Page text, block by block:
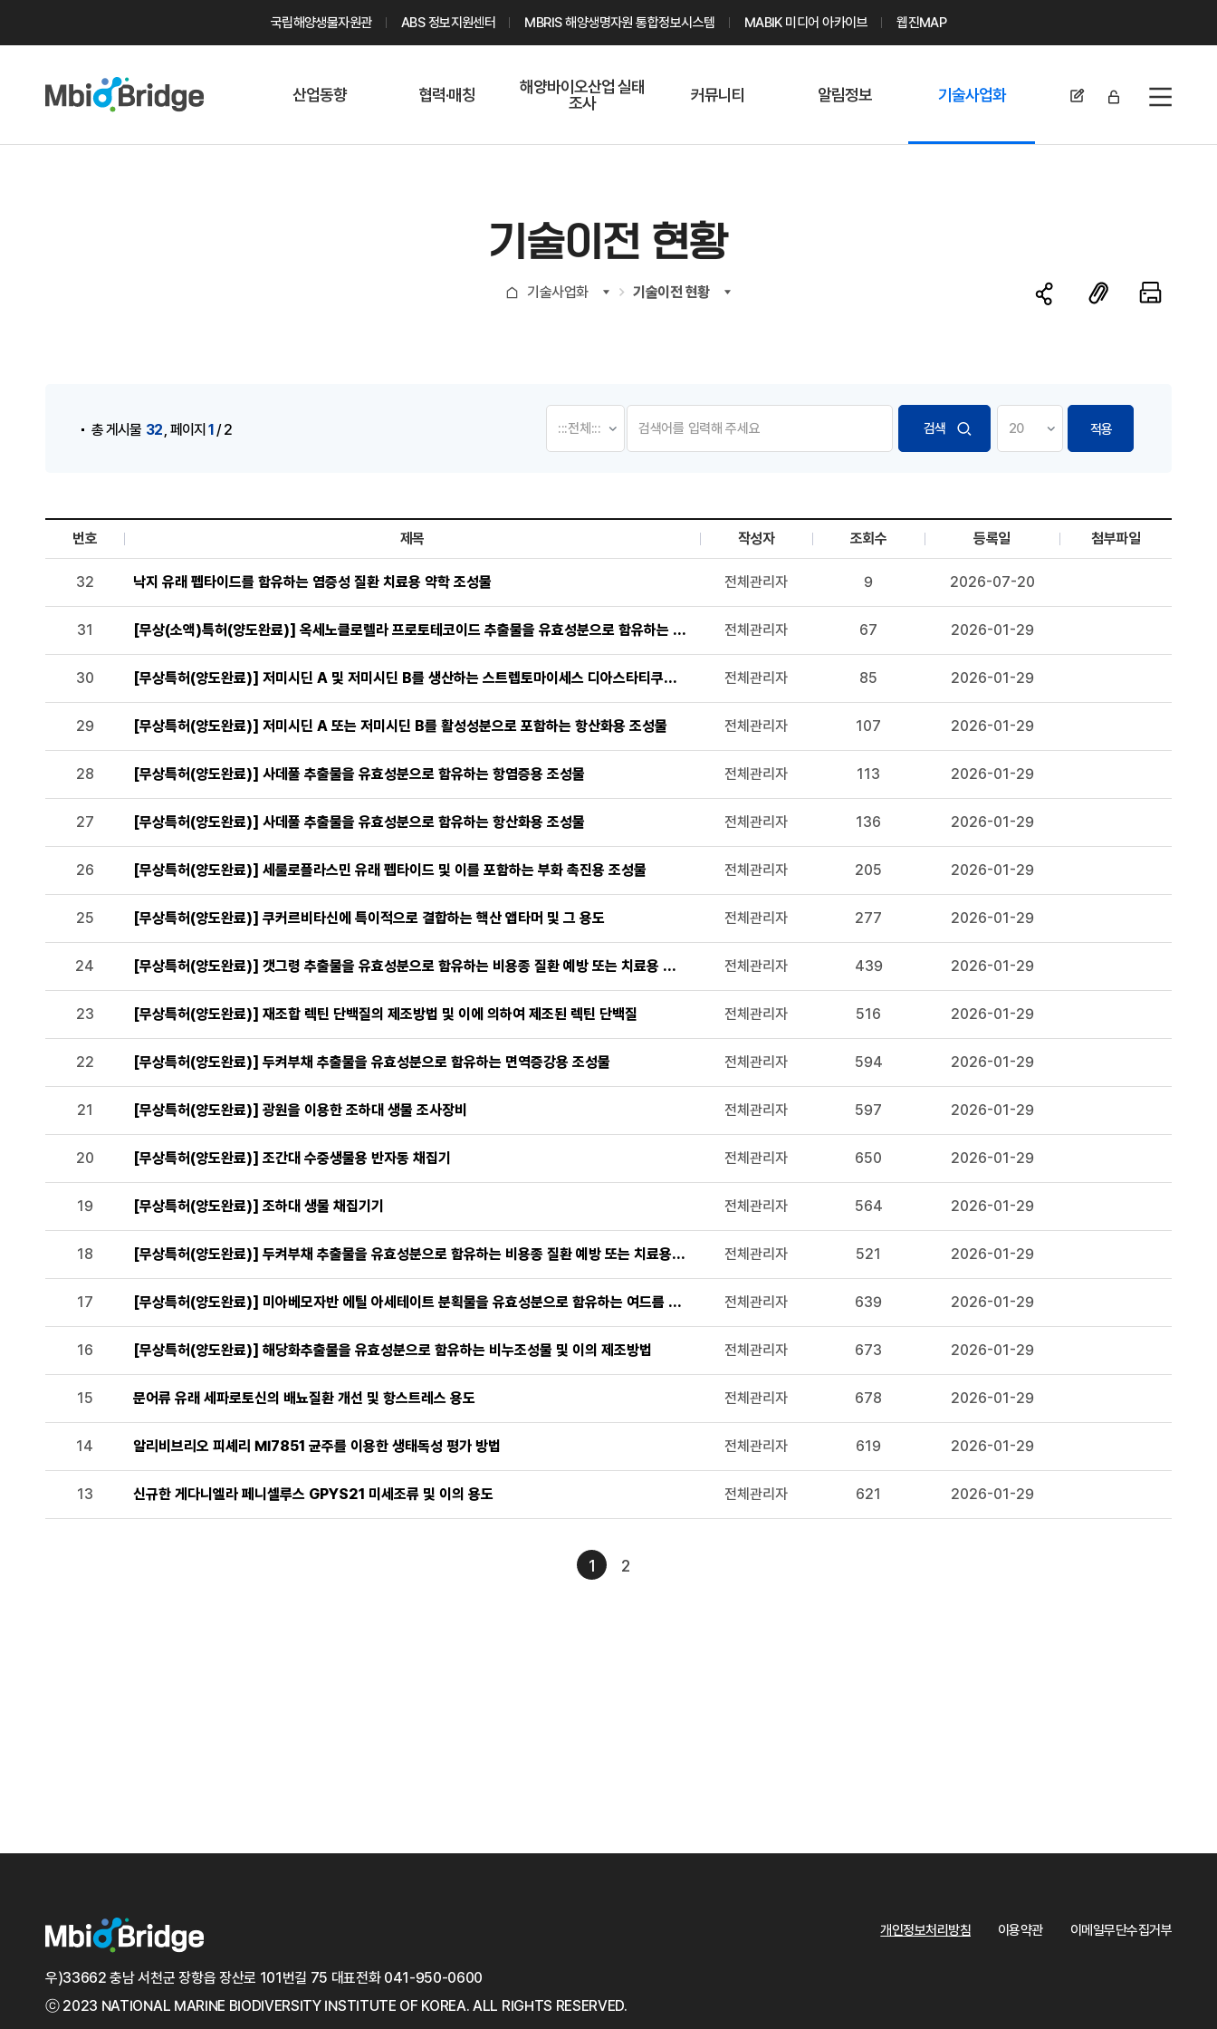
국립해양생물자원관 ABS 정보지원센터 MBRIS 해양생명자원 통합정보시스템 MABIK 미디어 아카이브 웹진MAP
전체메뉴
산업동향 협력·매칭
해양바이오산업 실태
조사
커뮤니티
지식포럼
해양바이오
기업현황
알림정보 기술사업화
기술이전 현황
기술사업화 기술이전 현황
총 게시물 32 ,페이지1/ 2 적용
기술이전 현황 목록으로 번호, 제목, 작성자, 조회수,등록일, 첨부파일로 나열 되고 있습니다.
번호 제목 작성자 조회수 등록일 첨부파일
32 낙지 유래 펩타이드를 함유하는 염증성 질환 치료용 약학 조성물 전체관리자 9 2026-07-20
31 [무상(소액)특허(양도완료)] 옥세노클로렐라 프로토테코이드 추출물을 유효성분으로 함유하는 항산화용 조성물
전체관리자 67 2026-01-29
30 [무상특허(양도완료)] 저미시딘 A 및 저미시딘 B를 생산하는 스트렙토마이세스 디아스타티쿠스 아종 아데스시아쿠스 SCS525 균주, 동 균주의 배양방법, 및 동 균주를 이용한 저미시딘 A 및
전체관리자 85 2026-01-29
29 [무상특허(양도완료)] 저미시딘 A 또는 저미시딘 B를 활성성분으로 포함하는 항산화용 조성물 전체관리자 107 2026-01-29
28 [무상특허(양도완료)] 사데풀 추출물을 유효성분으로 함유하는 항염증용 조성물 전체관리자 113 2026-01-29
27 [무상특허(양도완료)] 사데풀 추출물을 유효성분으로 함유하는 항산화용 조성물 전체관리자 136 2026-01-29
26 [무상특허(양도완료)] 세룰로플라스민 유래 펩타이드 및 이를 포함하는 부화 촉진용 조성물 전체관리자 205 2026-01-29
25 [무상특허(양도완료)] 쿠커르비타신에 특이적으로 결합하는 핵산 앱타머 및 그 용도 전체관리자 277 2026-01-29
24 [무상특허(양도완료)] 갯그령 추출물을 유효성분으로 함유하는 비용종 질환 예방 또는 치료용 조성물 전체관리자 439 2026-01-29
23 [무상특허(양도완료)] 재조합 렉틴 단백질의 제조방법 및 이에 의하여 제조된 렉틴 단백질 전체관리자 516 2026-01-29
22 [무상특허(양도완료)] 두켜부채 추출물을 유효성분으로 함유하는 면역증강용 조성물 전체관리자 594 2026-01-29
21 [무상특허(양도완료)] 광원을 이용한 조하대 생물 조사장비 전체관리자 597 2026-01-29
20 [무상특허(양도완료)] 조간대 수중생물용 반자동 채집기 전체관리자 650 2026-01-29
19 [무상특허(양도완료)] 조하대 생물 채집기기 전체관리자 564 2026-01-29
18 [무상특허(양도완료)] 두켜부채 추출물을 유효성분으로 함유하는 비용종 질환 예방 또는 치료용 조성물 전체관리자 521 2026-01-29
17 [무상특허(양도완료)] 미아베모자반 에틸 아세테이트 분획물을 유효성분으로 함유하는 여드름 예방 또는 치료용 조성물
전체관리자 639 2026-01-29
16 [무상특허(양도완료)] 해당화추출물을 유효성분으로 함유하는 비누조성물 및 이의 제조방법 전체관리자 673 2026-01-29
15 문어류 유래 세파로토신의 배뇨질환 개선 및 항스트레스 용도 전체관리자 678 2026-01-29
14 알리비브리오 피셰리 MI7851 균주를 이용한 생태독성 평가 방법 전체관리자 619 2026-01-29
13 신규한 게다니엘라 페니셀루스 GPYS21 미세조류 및 이의 용도 전체관리자 621 2026-01-29
1 2
개인정보처리방침 이용약관 이메일무단수집거부
우)33662 충남 서천군 장항읍 장산로 101번길 75 대표전화 041-950-0600
ⓒ 2023 NATIONAL MARINE BIODIVERSITY INSTITUTE OF KOREA. ALL RIGHTS RESERVED.